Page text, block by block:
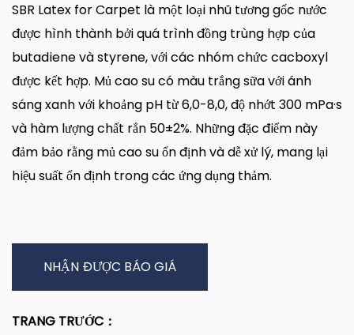
SBR Latex for Carpet là một loại nhũ tương gốc nước
được hình thành bởi quá trình đồng trùng hợp của
butadiene và styrene, với các nhóm chức cacboxyl
được kết hợp. Mủ cao su có màu trắng sữa với ánh
sáng xanh với khoảng pH từ 6,0-8,0, độ nhớt 300 mPa·s
và hàm lượng chất rắn 50±2%. Những đặc điểm này
đảm bảo rằng mủ cao su ổn định và dễ xử lý, mang lại
hiệu suất ổn định trong các ứng dụng thảm.
NHẬN ĐƯỢC BÁO GIÁ
TRANG TRƯỚC：